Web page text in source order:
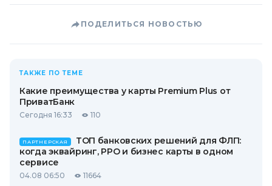
ПОДЕЛИТЬСЯ НОВОСТЬЮ
ТАКЖЕ ПО ТЕМЕ
Какие преимущества у карты Premium Plus от
ПриватБанк
Сегодня 16:33 110
ПАРТНЕРСКАЯ
ТОП банковских решений для ФЛП:
когда эквайринг, РРО и бизнес карты в одном
сервисе
04.08 06:50 11664